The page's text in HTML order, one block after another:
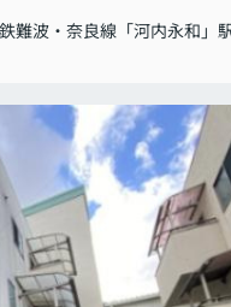
難波・奈良線「河内永和」